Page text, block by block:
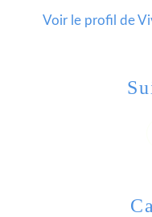
Voir le profil de